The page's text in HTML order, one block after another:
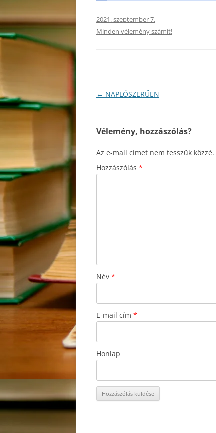
2021. szeptember 7.
Minden vélemény számít!
Bejegyzés
← NAPLÓSZERŰEN
Vélemény, hozzászólás?
Az e-mail címet nem tesszük közzé.
Hozzászólás *
Név *
E-mail cím *
Honlap